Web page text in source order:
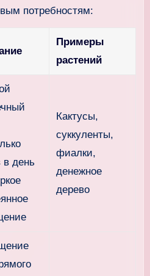
потребностям:
Примеры
растений
в день
Кактусы,
суккуленты,
фиалки,
денежное
дерево